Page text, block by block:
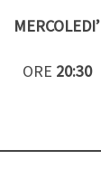
MERCOLEDI’
ORE 20:30